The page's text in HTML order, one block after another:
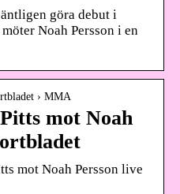
göra debut i
Noah Persson i en
› MMA
mot Noah
mot Noah Persson live